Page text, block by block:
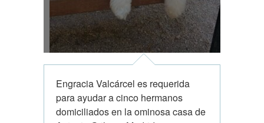
Engracia Valcárcel es requerida
para ayudar a cinco hermanos
domiciliados en la ominosa casa de